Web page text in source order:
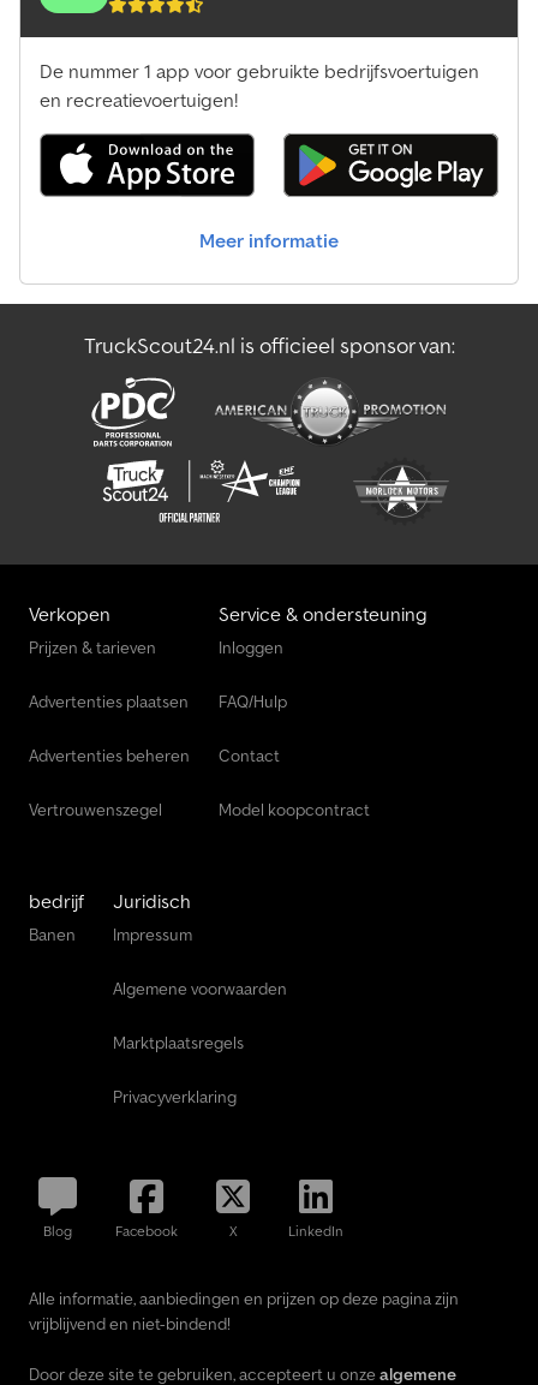
De nummer 1 app voor gebruikte bedrijfsvoertuigen
en recreatievoertuigen!
Meer informatie
TruckScout24.nl is officieel sponsor van:
Verkopen
Prijzen & tarieven
Advertenties plaatsen
Advertenties beheren
Vertrouwenszegel
Service & ondersteuning
Inloggen
FAQ/Hulp
Contact
Model koopcontract
bedrijf
Banen
Juridisch
Impressum
Algemene voorwaarden
Marktplaatsregels
Privacyverklaring
Blog Facebook X LinkedIn
Alle informatie, aanbiedingen en prijzen op deze pagina zijn
vrijblijvend en niet-bindend!
Door deze site te gebruiken, accepteert u onze algemene